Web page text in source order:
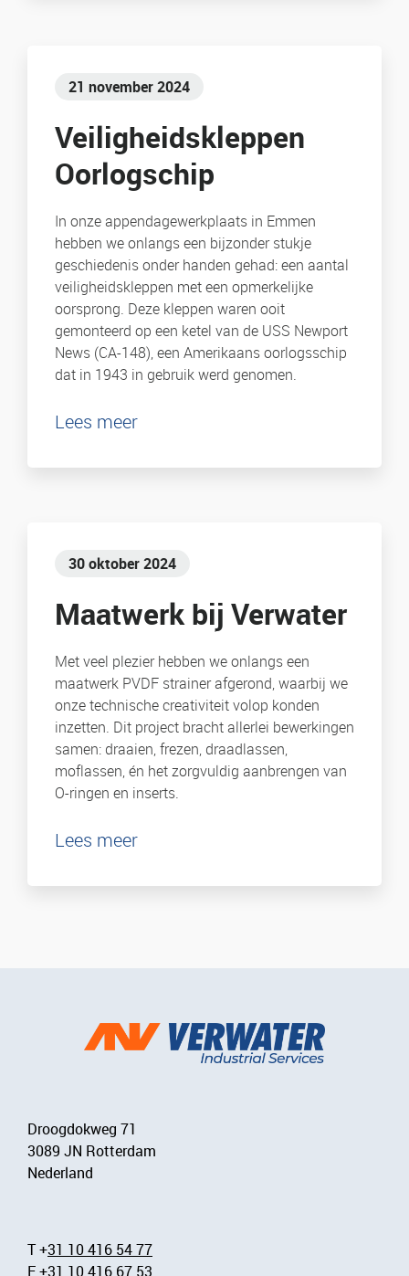
21 november 2024
Veiligheidskleppen
Oorlogschip
In onze appendagewerkplaats in Emmen
hebben we onlangs een bijzonder stukje
geschiedenis onder handen gehad: een aantal
veiligheidskleppen met een opmerkelijke
oorsprong. Deze kleppen waren ooit
gemonteerd op een ketel van de USS Newport
News (CA-148), een Amerikaans oorlogsschip
dat in 1943 in gebruik werd genomen.
Lees meer
30 oktober 2024
Maatwerk bij Verwater
Met veel plezier hebben we onlangs een
maatwerk PVDF strainer afgerond, waarbij we
onze technische creativiteit volop konden
inzetten. Dit project bracht allerlei bewerkingen
samen: draaien, frezen, draadlassen,
moflassen, én het zorgvuldig aanbrengen van
O-ringen en inserts.
Lees meer
Droogdokweg 71
3089 JN Rotterdam
Nederland
T +31 10 416 54 77
F+31 10 416 67 53